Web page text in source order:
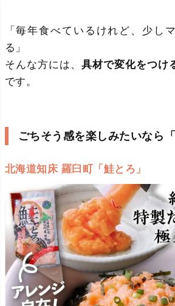
「毎年食べているけれど、少し
る」
そんな方には、 具材で変化をつけ
です。
ごちそう感を楽しみたいなら
北海道知床 羅臼町「鮭とろ」